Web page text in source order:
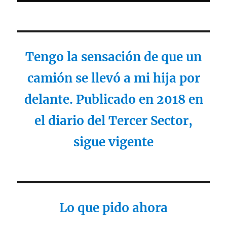
Tengo la sensación de que un
camión se llevó a mi hija por
delante. Publicado en 2018 en
el diario del Tercer Sector,
sigue vigente
Lo que pido ahora